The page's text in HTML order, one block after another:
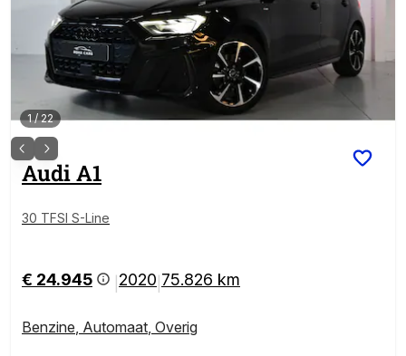
1/22
AudiA1
30 TFSI S-Line
€ 24.945 2020 75.826 km
Benzine, Automaat, Overig